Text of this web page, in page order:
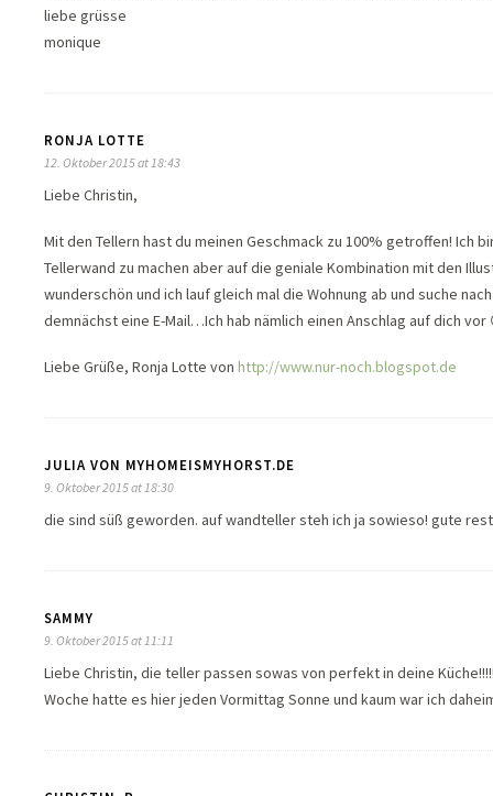
liebe grüsse
monique
RONJA LOTTE
12. Oktober 2015 at 18:43
Liebe Christin,
Mit den Tellern hast du meinen Geschmack zu 100% getroffen! Ich
Tellerwand zu machen aber auf die geniale Kombination mit den
wunderschön und ich lauf gleich mal die Wohnung ab und suche
demnächst eine E-Mail…Ich hab nämlich einen Anschlag auf dich vor
Liebe Grüße, Ronja Lotte von http://www.nur-noch.blogspot.de
JULIA VON MYHOMEISMYHORST.DE
9. Oktober 2015 at 18:30
die sind süß geworden. auf wandteller steh ich ja sowieso! gute
SAMMY
9. Oktober 2015 at 11:11
Liebe Christin, die teller passen sowas von perfekt in deine
Woche hatte es hier jeden Vormittag Sonne und kaum war ich